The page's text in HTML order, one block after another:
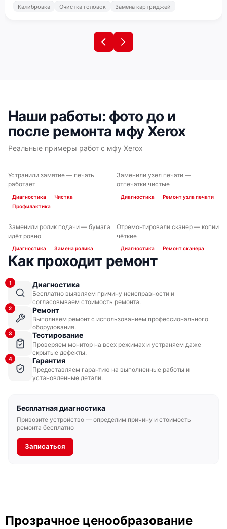
Калибровка Очистка головок Замена картриджей
Наши работы: фото до и
после ремонта мфу Xerox
Реальные примеры работ с мфу Xerox
ДО ПОСЛЕ
Устранили замятие — печать
работает
Диагностика
Чистка
Профилактика
ДО
Заменили узел печати —
отпечатки чистые
Диагностика Ремонт узла печати
ДО ПОСЛЕ
Заменили ролик подачи — бумага
идёт ровно
Диагностика Замена ролика
ДО ПОСЛЕ
Отремонтировали сканер — копии
чёткие
Диагностика Ремонт сканера
Как проходит ремонт
1 Диагностика
Бесплатно выявляем причину неисправности и
согласовываем стоимость ремонта.
2 Ремонт
Выполняем ремонт с использованием профессионального
оборудования.
3 Тестирование
Проверяем монитор на всех режимах и устраняем даже
скрытые дефекты.
4 Гарантия
Предоставляем гарантию на выполненные работы и
установленные детали.
Бесплатная диагностика
Привозите устройство — определим причину и стоимость
ремонта бесплатно
Записаться
Прозрачное ценообразование